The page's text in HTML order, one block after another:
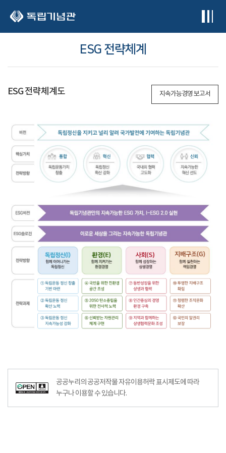
ESG 전략체계
ESG 전략체계도 지속가능경영 보고서
공공누리의 공공저작물 자유이용허락 표시제도에 따라
누구나 이용할 수 있습니다.